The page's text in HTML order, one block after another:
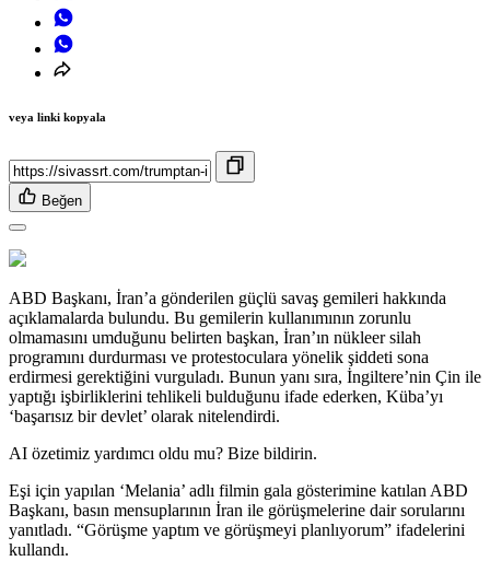
veya linki kopyala
Beğen
ABD Başkanı, İran’a gönderilen güçlü savaş gemileri hakkında
açıklamalarda bulundu. Bu gemilerin kullanımının zorunlu
olmamasını umduğunu belirten başkan, İran’ın nükleer silah
programını durdurması ve protestoculara yönelik şiddeti sona
erdirmesi gerektiğini vurguladı. Bunun yanı sıra, İngiltere’nin Çin ile
yaptığı işbirliklerini tehlikeli bulduğunu ifade ederken, Küba’yı
‘başarısız bir devlet’ olarak nitelendirdi.
AI özetimiz yardımcı oldu mu? Bize bildirin.
Eşi için yapılan ‘Melania’ adlı filmin gala gösterimine katılan ABD
Başkanı, basın mensuplarının İran ile görüşmelerine dair sorularını
yanıtladı. “Görüşme yaptım ve görüşmeyi planlıyorum” ifadelerini
kullandı.